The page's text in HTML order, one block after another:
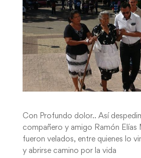
Con Profundo dolor.. Así
compañero y amigo Ramón Elías
fueron velados, entre quienes lo
y abrirse camino por la vida